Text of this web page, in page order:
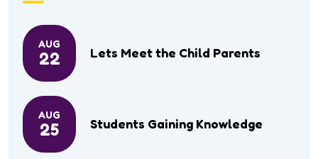
AUG
22 Lets Meet the Child Parents
AUG
25 Students Gaining Knowledge